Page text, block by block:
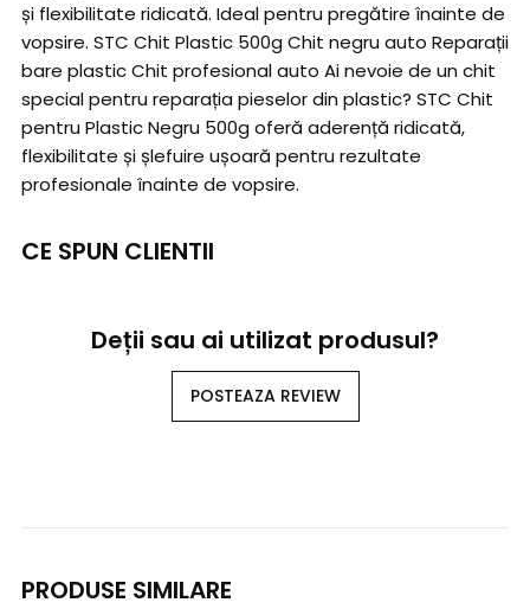
și flexibilitate ridicată. Ideal pentru pregătire înainte de
vopsire. STC Chit Plastic 500g Chit negru auto Reparații
bare plastic Chit profesional auto Ai nevoie de un chit
special pentru reparația pieselor din plastic? STC Chit
pentru Plastic Negru 500g oferă aderență ridicată,
flexibilitate și șlefuire ușoară pentru rezultate
profesionale înainte de vopsire.
CE SPUN CLIENTII
Deții sau ai utilizat produsul?
POSTEAZA REVIEW
PRODUSE SIMILARE